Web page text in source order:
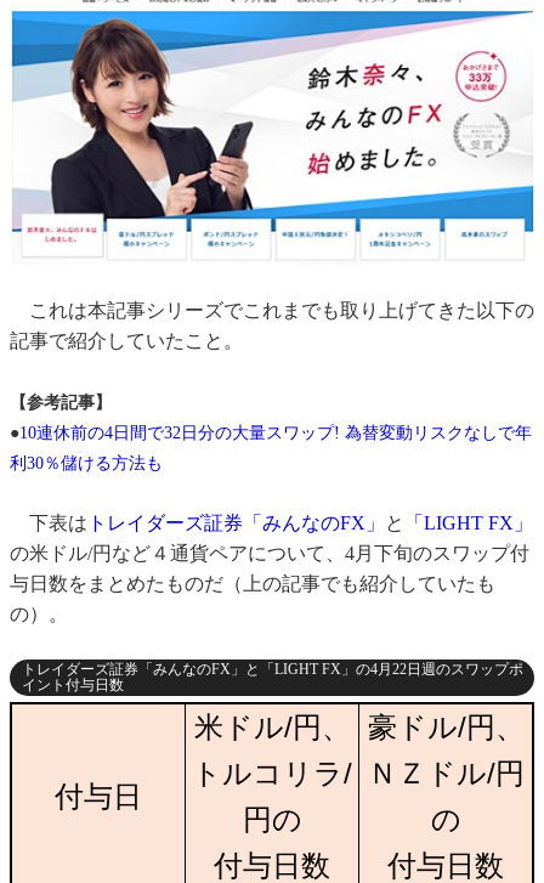
これは本記事シリーズでこれまでも取り上げてきた以下の
記事で紹介していたこと。
【参考記事】
●10連休前の4日間で32日分の大量スワップ! 為替変動リスクなしで年
利30％儲ける方法も
下表は トレイダーズ証券「みんなのFX」 と
「LIGHT FX」
の米ドル/円など４通貨ペアについて、4月下旬のスワップ付
与日数をまとめたものだ（上の記事でも紹介していたも
の）。
トレイダーズ証券「みんなのFX」と「LIGHT FX」の4月22日週のスワップポ
イント付与日数
付与日
米ドル/円、
トルコリラ/
円の
付与日数
豪ドル/円、
ＮＺドル/円
の
付与日数